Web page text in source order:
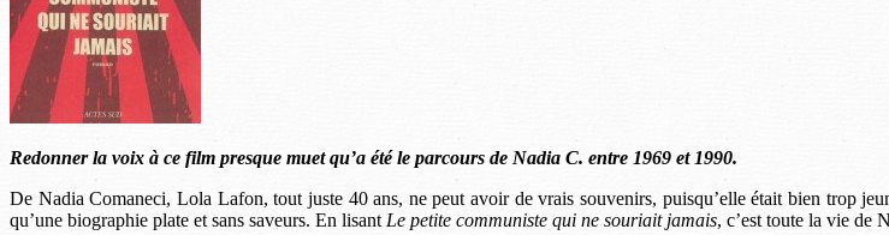
Redonner la voix à ce film presque muet qu’a été le parcours de Nadia C. entre 1969 et 1990.
De Nadia Comaneci, Lola Lafon, tout juste 40 ans, ne peut avoir de vrais souvenirs, puisqu’elle était bien trop
qu’une biographie plate et sans saveurs. En lisant Le petite communiste qui ne souriait jamais, c’est toute la vie de